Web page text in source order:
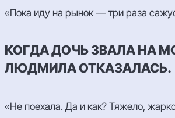
«Пока иду на рынок — три раза
КОГДА ДОЧЬ ЗВАЛА НА
ЛЮДМИЛА ОТКАЗАЛАСЬ.
«Не поехала. Да и как? Тяжело,